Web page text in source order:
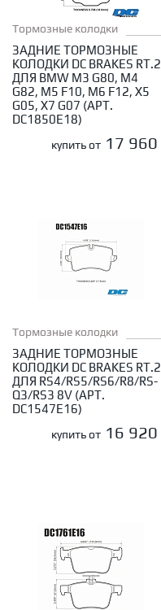
Тормозные колодки
ЗАДНИЕ ТОРМОЗНЫЕ
КОЛОДКИ DC BRAKES RT.2
ДЛЯ BMW M3 G80, M4
G82, M5 F10, M6 F12, X5
G05, X7 G07 (АРТ.
DC1850E18)
купить от 17 960
Тормозные колодки
ЗАДНИЕ ТОРМОЗНЫЕ
КОЛОДКИ DC BRAKES RT.2
ДЛЯ RS4/RS5/RS6/R8/RS-
Q3/RS3 8V (АРТ.
DC1547E16)
купить от 16 920